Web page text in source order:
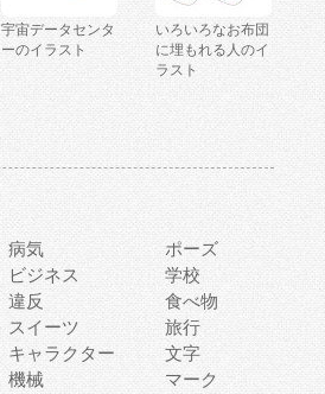
宇宙データセンタ
ーのイラスト
いろいろなお布団
に埋もれる人のイ
ラスト
病気
ポーズ
ビジネス
学校
違反
食べ物
スイーツ
旅行
キャラクター
文字
機械
マーク